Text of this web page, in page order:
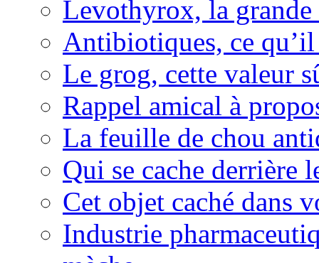
Levothyrox, la
Antibiotiques, ce
Le grog, cette valeur
Rappel amical à
La feuille de chou
Qui se cache derrière
Cet objet caché dans
Industrie